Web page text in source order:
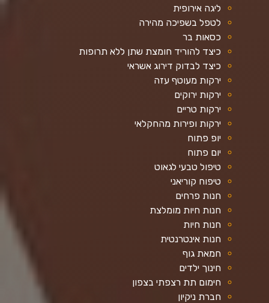
ליגה אירופית
לטפל בשפיכה מהירה
כסאות בר
כיצד להוריד חומצת שתן ללא תרופות
כיצד לבדוק דירוג אשראי
ירקות מעוטף עזה
ירקות ירוקים
ירקות טריים
ירקות ופירות מהחקלאי
יופ פתוח
יום פתוח
טיפול טבעי לגאוט
טיפוח קוריאני
חנות פרחים
חנות חיות מומלצת
חנות חיות
חנות אינטרנטית
חמאת גוף
חינוך ילדים
חימום תת רצפתי בצפון
חברת ניקיון